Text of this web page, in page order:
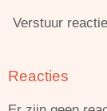
Verstuur reactie
Reacties